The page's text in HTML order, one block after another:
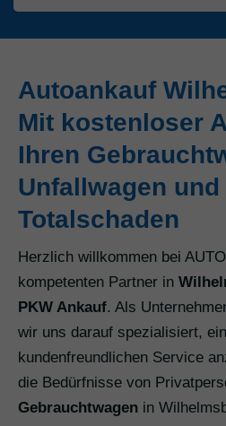
Autoankauf
Mit kostenloser
Ihren
Unfallwagen und
Totalschaden
Herzlich willkommen bei
kompetenten Partner in
PKW Ankauf. Als
wir uns darauf spezialisiert,
kundenfreundlichen Service
die Bedürfnisse von
Gebrauchtwagen in